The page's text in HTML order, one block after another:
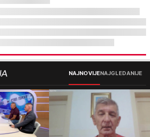
NAJNOVIJENAJGLEDANIJE